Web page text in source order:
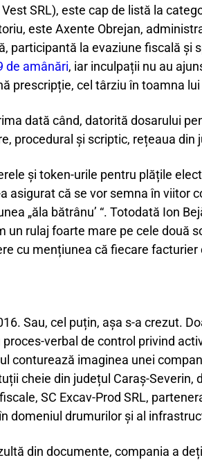
SRL), este cap de listă la
este Axente Obrejan,
participantă la evaziune fiscală
de amânări, iar inculpații nu au
prescripție, cel târziu în toamna
dată când, datorită dosarului
procedural și scriptic, rețeaua din
și token-urile pentru plățile
asigurat că se vor semna în
„ăla bătrânu’ “. Totodată Ion
un rulaj foarte mare pe cele două
cu mențiunea că fiecare
Sau, cel puțin, așa s-a crezut.
verbal de control privind
conturează imaginea unei
cheie din județul Caraș-
SC Excav-Prod SRL,
domeniul drumurilor și al
din documente, compania a